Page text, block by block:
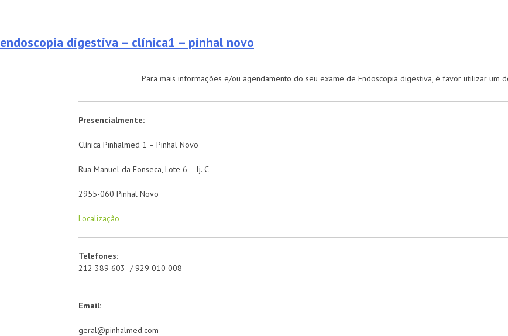
endoscopia digestiva – clínica1 – pinhal novo
Para mais informações e/ou agendamento do seu exame de Endoscopia digestiva, é favor utilizar um
Presencialmente:
Clínica Pinhalmed 1 – Pinhal Novo
Rua Manuel da Fonseca, Lote 6 – lj. C
2955-060 Pinhal Novo
Localização
Telefones:
212 389 603 / 929 010 008
Email:
geral@pinhalmed.com